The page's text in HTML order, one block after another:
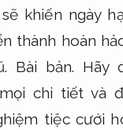
khiến ngày
thành hoàn
Bài bản. Hãy
chi tiết và
tiệc cưới